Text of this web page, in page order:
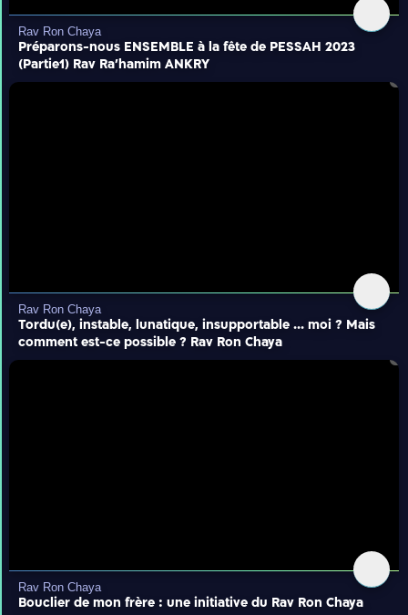
Rav Ron Chaya
Préparons-nous ENSEMBLE à la fête de PESSAH 2023
(Partie1) Rav Ra'hamim ANKRY
Rav Ron Chaya
Tordu(e), instable, lunatique, insupportable ... moi ? Mais
comment est-ce possible ? Rav Ron Chaya
Rav Ron Chaya
Bouclier de mon frère : une initiative du Rav Ron Chaya